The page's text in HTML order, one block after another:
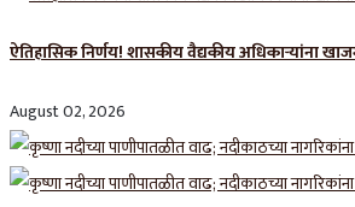
ऐतिहासिक निर्णय! शासकीय वैद्यकीय अधिकाऱ्यांना
August 02, 2026